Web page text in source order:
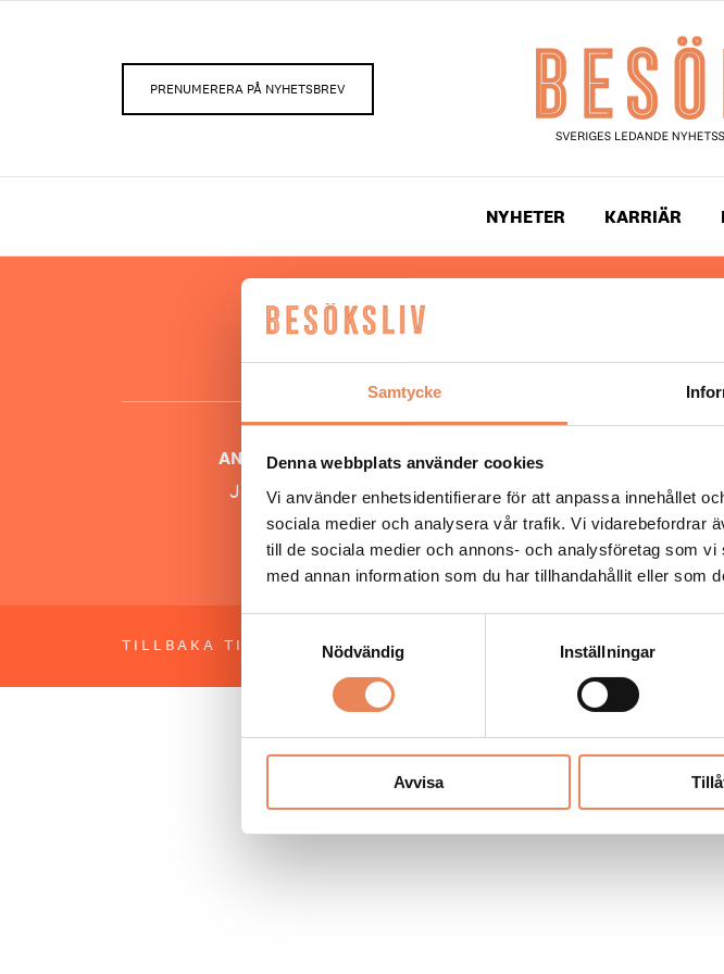
Samtycke
Denna webbplats använder cookies
Vi använder enhetsidentifierare för att anpassa innehållet
sociala medier och analysera vår trafik. Vi vidarebefordrar
till de sociala medier och annons- och analysföretag som
med annan information som du har tillhandahållit eller som
Nödvändig
Inställningar
Avvisa
PRENUMERERA PÅ NYHETSBREV
NYHETER KARRIÄR
Hos oss läser du landets mest
besöksnäringen. Besöksliv i sin
ANSVARIG UTGIVARE
Jonas Siljhammar
Allt material på
enligt lagen
TILLBAKA TILL TOPPEN OM BESÖKSLIV PRENUMERERA